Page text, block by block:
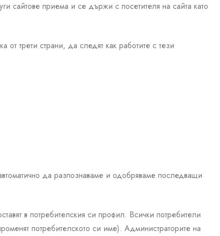
сайтове приема и се държи с посетителя на сайта като
от трети страни, да следят как работите с тези
да разпознаваме и одобряваме последващи
в потребителския си профил. Всички потребители
потребителското си име). Администраторите на